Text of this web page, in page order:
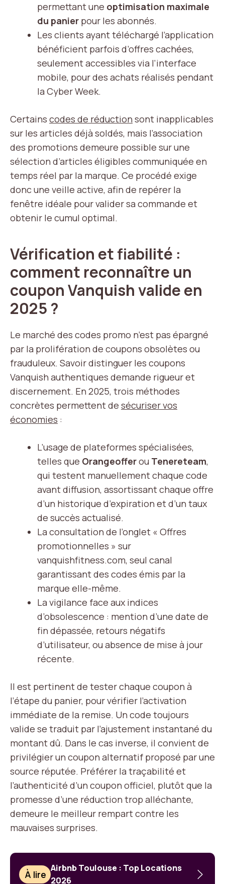
permettant une optimisation maximale
du panier pour les abonnés.
Les clients ayant téléchargé l’application
bénéficient parfois d’offres cachées,
seulement accessibles via l’interface
mobile, pour des achats réalisés pendant
la Cyber Week.
Certains codes de réduction sont inapplicables
sur les articles déjà soldés, mais l’association
des promotions demeure possible sur une
sélection d’articles éligibles communiquée en
temps réel par la marque. Ce procédé exige
donc une veille active, afin de repérer la
fenêtre idéale pour valider sa commande et
obtenir le cumul optimal.
Vérification et fiabilité :
comment reconnaître un
coupon Vanquish valide en
2025 ?
Le marché des codes promo n’est pas épargné
par la prolifération de coupons obsolètes ou
frauduleux. Savoir distinguer les coupons
Vanquish authentiques demande rigueur et
discernement. En 2025, trois méthodes
concrètes permettent de sécuriser vos
économies :
L’usage de plateformes spécialisées,
telles que Orangeofferou Tenereteam,
qui testent manuellement chaque code
avant diffusion, assortissant chaque offre
d’un historique d’expiration et d’un taux
de succès actualisé.
La consultation de l’onglet « Offres
promotionnelles » sur
vanquishfitness.com, seul canal
garantissant des codes émis par la
marque elle-même.
La vigilance face aux indices
d’obsolescence : mention d’une date de
fin dépassée, retours négatifs
d’utilisateur, ou absence de mise à jour
récente.
Il est pertinent de tester chaque coupon à
l’étape du panier, pour vérifier l’activation
immédiate de la remise. Un code toujours
valide se traduit par l’ajustement instantané du
montant dû. Dans le cas inverse, il convient de
privilégier un coupon alternatif proposé par une
source réputée. Préférer la traçabilité et
l’authenticité d’un coupon officiel, plutôt que la
promesse d’une réduction trop alléchante,
demeure le meilleur rempart contre les
mauvaises surprises.
À lire
Airbnb Toulouse : Top Locations
2026